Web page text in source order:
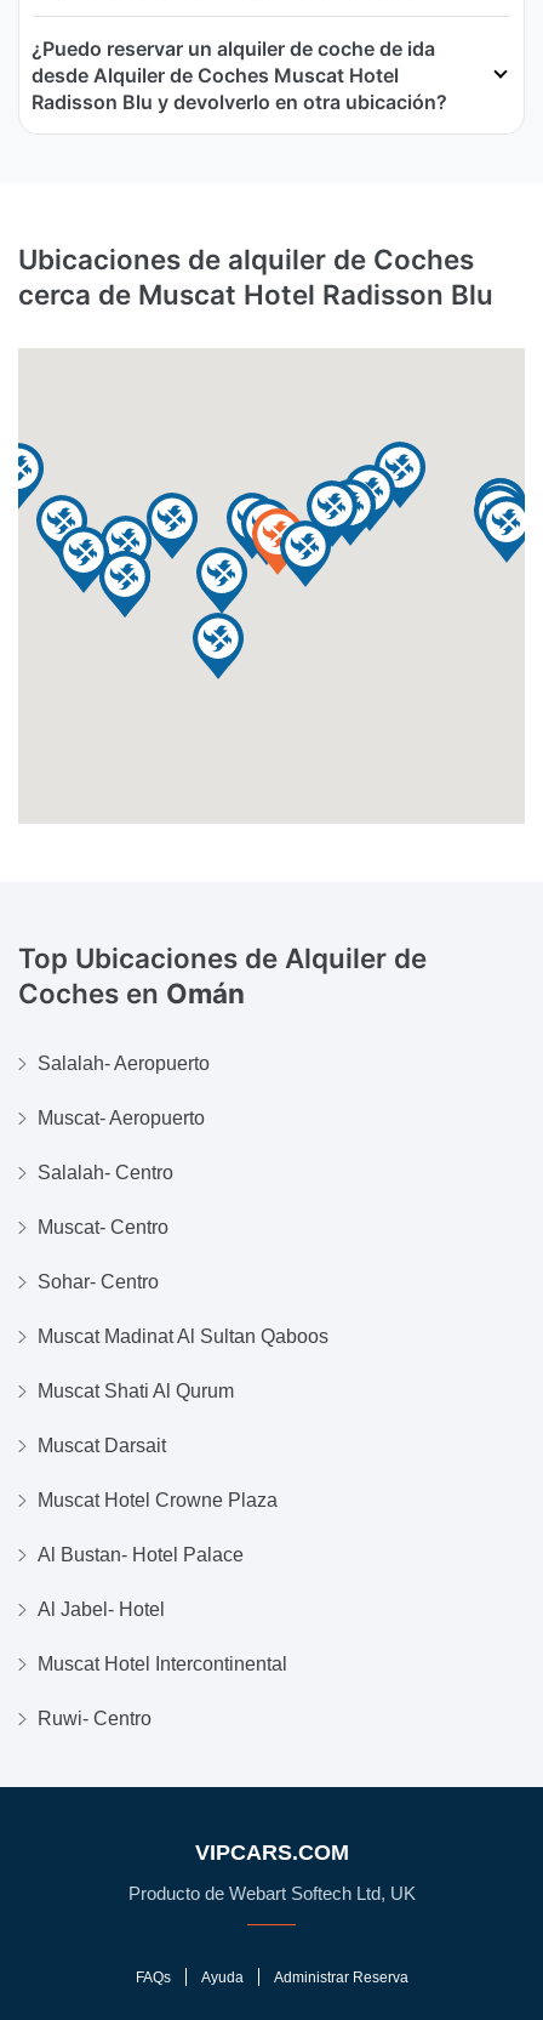
¿Puedo reservar un alquiler de coche de ida
desde Alquiler de Coches Muscat Hotel
Radisson Blu y devolverlo en otra ubicación?
Ubicaciones de alquiler de Coches
cerca de Muscat Hotel Radisson Blu
Top Ubicaciones de Alquiler de
Coches en Omán
Salalah- Aeropuerto
Muscat- Aeropuerto
Salalah- Centro
Muscat- Centro
Sohar- Centro
Muscat Madinat Al Sultan Qaboos
Muscat Shati Al Qurum
Muscat Darsait
Muscat Hotel Crowne Plaza
Al Bustan- Hotel Palace
Al Jabel- Hotel
Muscat Hotel Intercontinental
Ruwi- Centro
VIPCARS.COM
Producto de Webart Softech Ltd, UK
FAQs Ayuda Administrar Reserva